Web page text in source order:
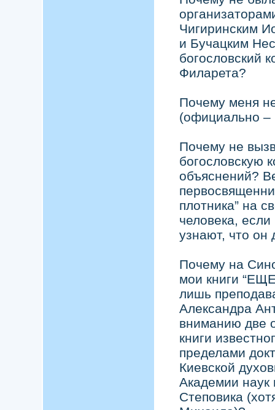
Чигиринским
и Бучацким
богословский
Филарета?
Почему меня
(официально –
Почему не
богословскую
объяснений?
плотника” на
человека,
узнают, что он
Почему на
мои книги
лишь
Александра
вниманию две
книги
пределами
Киевской
Академии
Степовика